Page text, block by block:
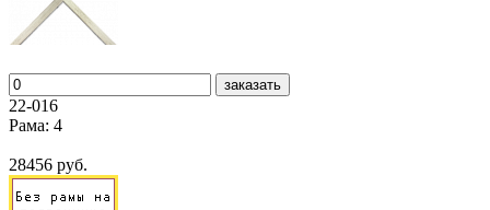
заказать
22-016
Рама: 4
28456 руб.